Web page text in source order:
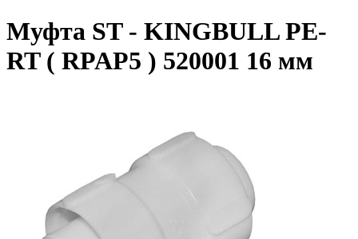
Муфта ST - KINGBULL PE-
RT ( RPAP5 ) 520001 16 мм